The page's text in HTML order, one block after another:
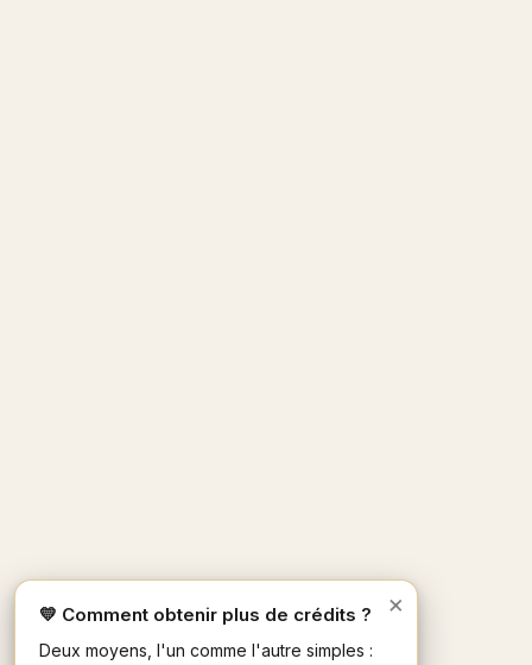
×
💛 Comment obtenir plus de crédits ?
Deux moyens, l'un comme l'autre simples :